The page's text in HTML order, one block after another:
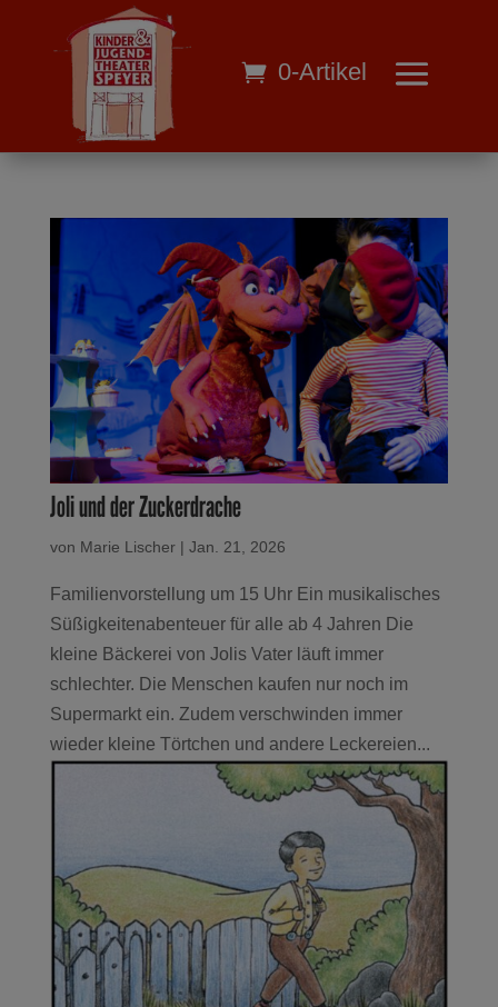
0-Artikel
Joli und der Zuckerdrache
von Marie Lischer| Jan. 21, 2026
Familienvorstellung um 15 Uhr Ein musikalisches
Süßigkeitenabenteuer für alle ab 4 Jahren Die
kleine Bäckerei von Jolis Vater läuft immer
schlechter. Die Menschen kaufen nur noch im
Supermarkt ein. Zudem verschwinden immer
wieder kleine Törtchen und andere Leckereien...